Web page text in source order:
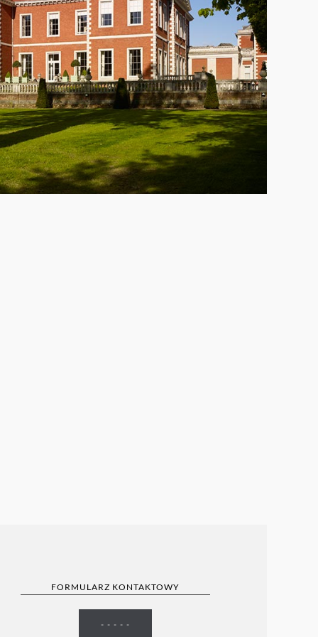
FORMULARZ KONTAKTOWY
- - - - -